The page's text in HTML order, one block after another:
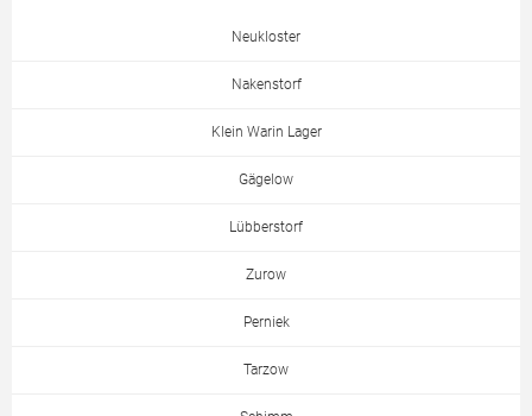
Neukloster
Nakenstorf
Klein Warin Lager
Gägelow
Lübberstorf
Zurow
Perniek
Tarzow